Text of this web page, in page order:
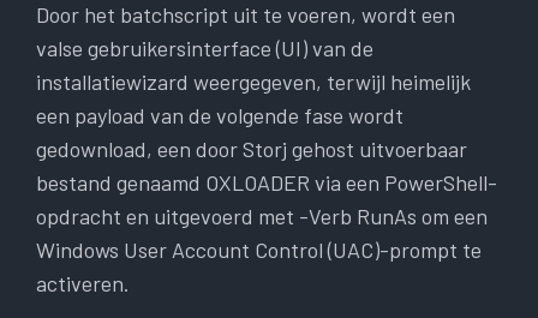
Door het batchscript uit te voeren, wordt een
valse gebruikersinterface (UI) van de
installatiewizard weergegeven, terwijl heimelijk
een payload van de volgende fase wordt
gedownload, een door Storj gehost uitvoerbaar
bestand genaamd OXLOADER via een PowerShell-
opdracht en uitgevoerd met -Verb RunAs om een ​​
Windows User Account Control (UAC)-prompt te
activeren.